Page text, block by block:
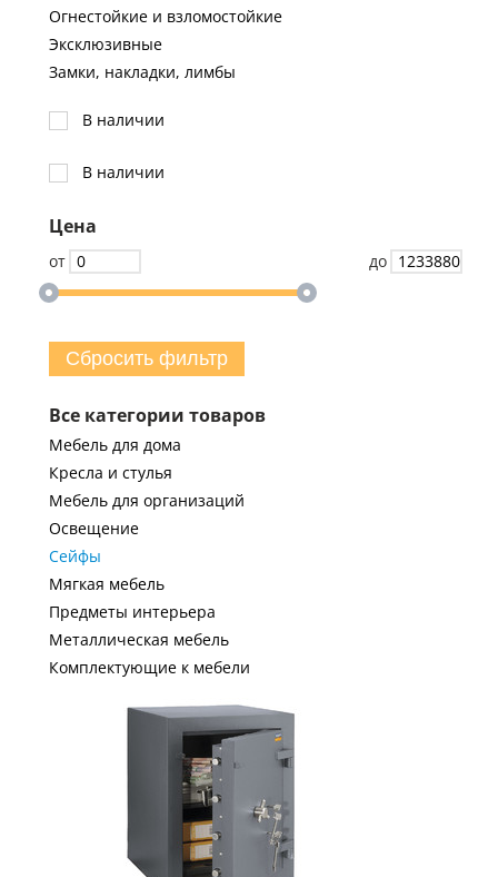
Огнестойкие и взломостойкие
Эксклюзивные
Замки, накладки, лимбы
В наличии
В наличии
Цена
от до
Сбросить фильтр
Все категории товаров
Мебель для дома
Кресла и стулья
Мебель для организаций
Освещение
Сейфы
Мягкая мебель
Предметы интерьера
Металлическая мебель
Комплектующие к мебели